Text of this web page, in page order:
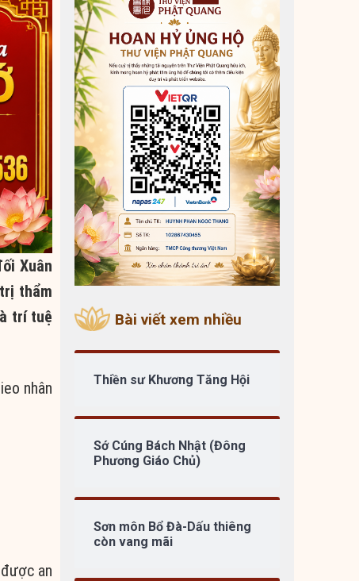
Xuân
thẩm
trí tuệ
nhân
an
Bài viết xem nhiều
Thiền sư Khương Tăng Hội
Sớ Cúng Bách Nhật (Đông
Phương Giáo Chủ)
Sơn môn Bổ Đà-Dấu thiêng
còn vang mãi